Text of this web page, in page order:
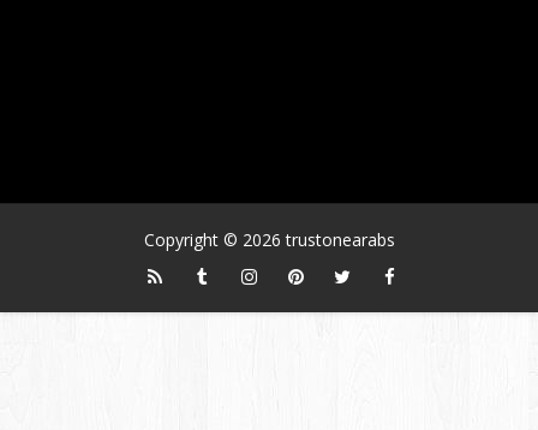
Copyright © 2026trustonearabs